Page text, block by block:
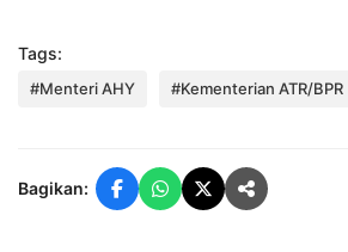
Tags:
#Menteri AHY #Kementerian ATR/BPR
Bagikan: